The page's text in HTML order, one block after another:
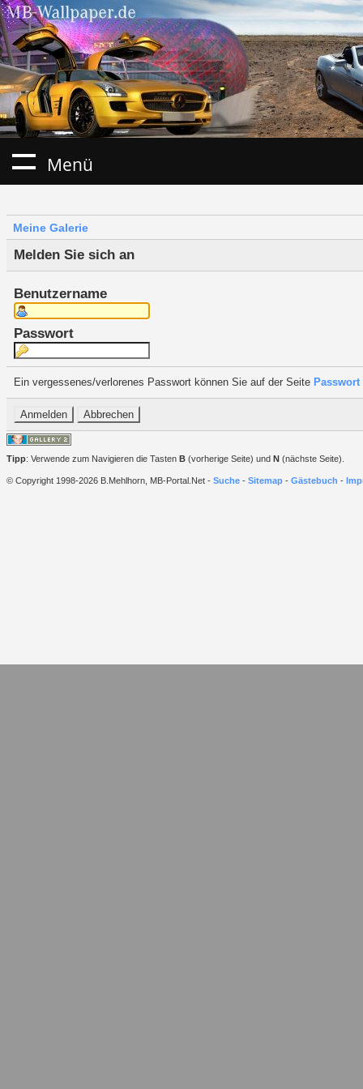
Menü
Meine Galerie
Melden Sie sich an
Benutzername
Passwort
Ein vergessenes/verlorenes Passwort können Sie auf der Seite
Tipp: Verwende zum Navigieren die Tasten B (vorherige Seite) und N (nächste Seite).
© Copyright 1998-2026 B.Mehlhorn, MB-Portal.Net - Suche - Sitemap - Gästebuch -